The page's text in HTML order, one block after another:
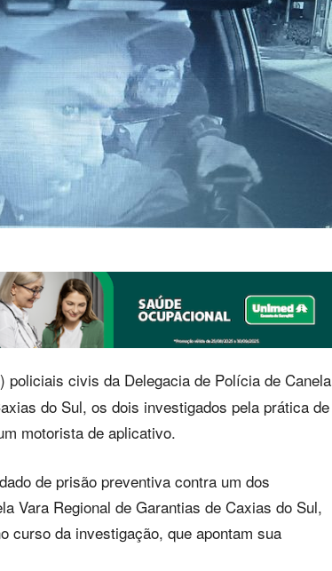
civis da Delegacia de Polícia de Canela
do Sul, os dois investigados pela prática de
motorista de aplicativo.
de prisão preventiva contra um dos
Vara Regional de Garantias de Caxias do Sul,
curso da investigação, que apontam sua